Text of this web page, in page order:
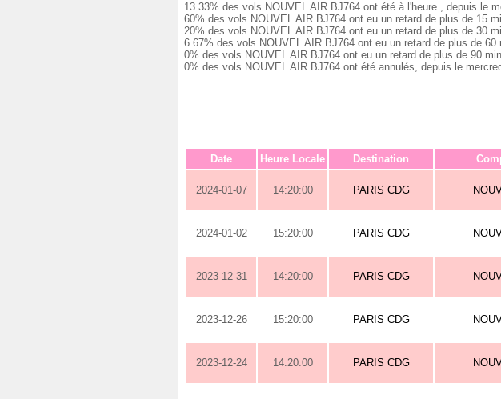
13.33% des vols NOUVEL AIR BJ764 ont été à l'heure , depuis le
60% des vols NOUVEL AIR BJ764 ont eu un retard de plus de 15
20% des vols NOUVEL AIR BJ764 ont eu un retard de plus de 30
6.67% des vols NOUVEL AIR BJ764 ont eu un retard de plus de
0% des vols NOUVEL AIR BJ764 ont eu un retard de plus de 90
0% des vols NOUVEL AIR BJ764 ont été annulés, depuis le
Date Heure Locale Destination
2024-01-07 14:20:00 PARIS CDG
2024-01-02 15:20:00 PARIS CDG
2023-12-31 14:20:00 PARIS CDG
2023-12-26 15:20:00 PARIS CDG
2023-12-24 14:20:00 PARIS CDG